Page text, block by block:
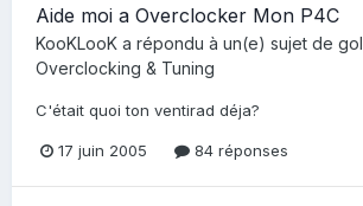
Aide moi a Overclocker Mon P4C
KooKLooK a répondu à un(e) sujet de
Overclocking & Tuning
C'était quoi ton ventirad déja?
17 juin 2005 84 réponses